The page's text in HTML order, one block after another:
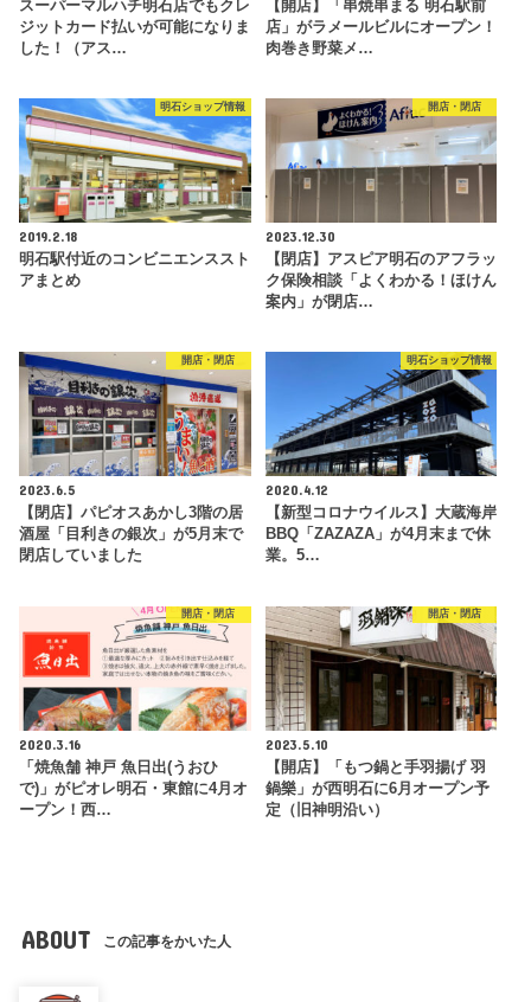
スーパーマルハチ明石店でもクレ
ジットカード払いが可能になりま
した！（アス…
【開店】「串焼串まる 明石駅前
店」がラメールビルにオープン！
肉巻き野菜メ…
明石ショップ情報
2019.2.18
明石駅付近のコンビニエンススト
アまとめ
開店・閉店
2023.12.30
【閉店】アスピア明石のアフラッ
ク保険相談「よくわかる！ほけん
案内」が閉店…
開店・閉店
2023.6.5
【閉店】パピオスあかし3階の居
酒屋「目利きの銀次」が5月末で
閉店していました
明石ショップ情報
2020.4.12
【新型コロナウイルス】大蔵海岸
BBQ「ZAZAZA」が4月末まで休
業。5…
開店・閉店
2020.3.16
「焼魚舗 神戸 魚日出(うおひ
で)」がピオレ明石・東館に4月オ
ープン！西…
開店・閉店
2023.5.10
【開店】「もつ鍋と手羽揚げ 羽
鍋樂」が西明石に6月オープン予
定（旧神明沿い）
ABOUT この記事をかいた人